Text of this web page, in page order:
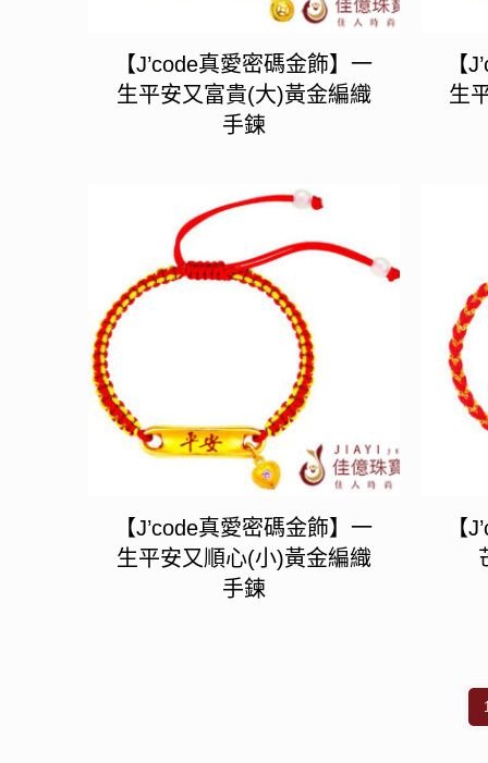
【J’code真愛密碼金飾】一
生平安又富貴(大)黃金編織
手鍊
【
生
【J’code真愛密碼金飾】一
生平安又順心(小)黃金編織
手鍊
【